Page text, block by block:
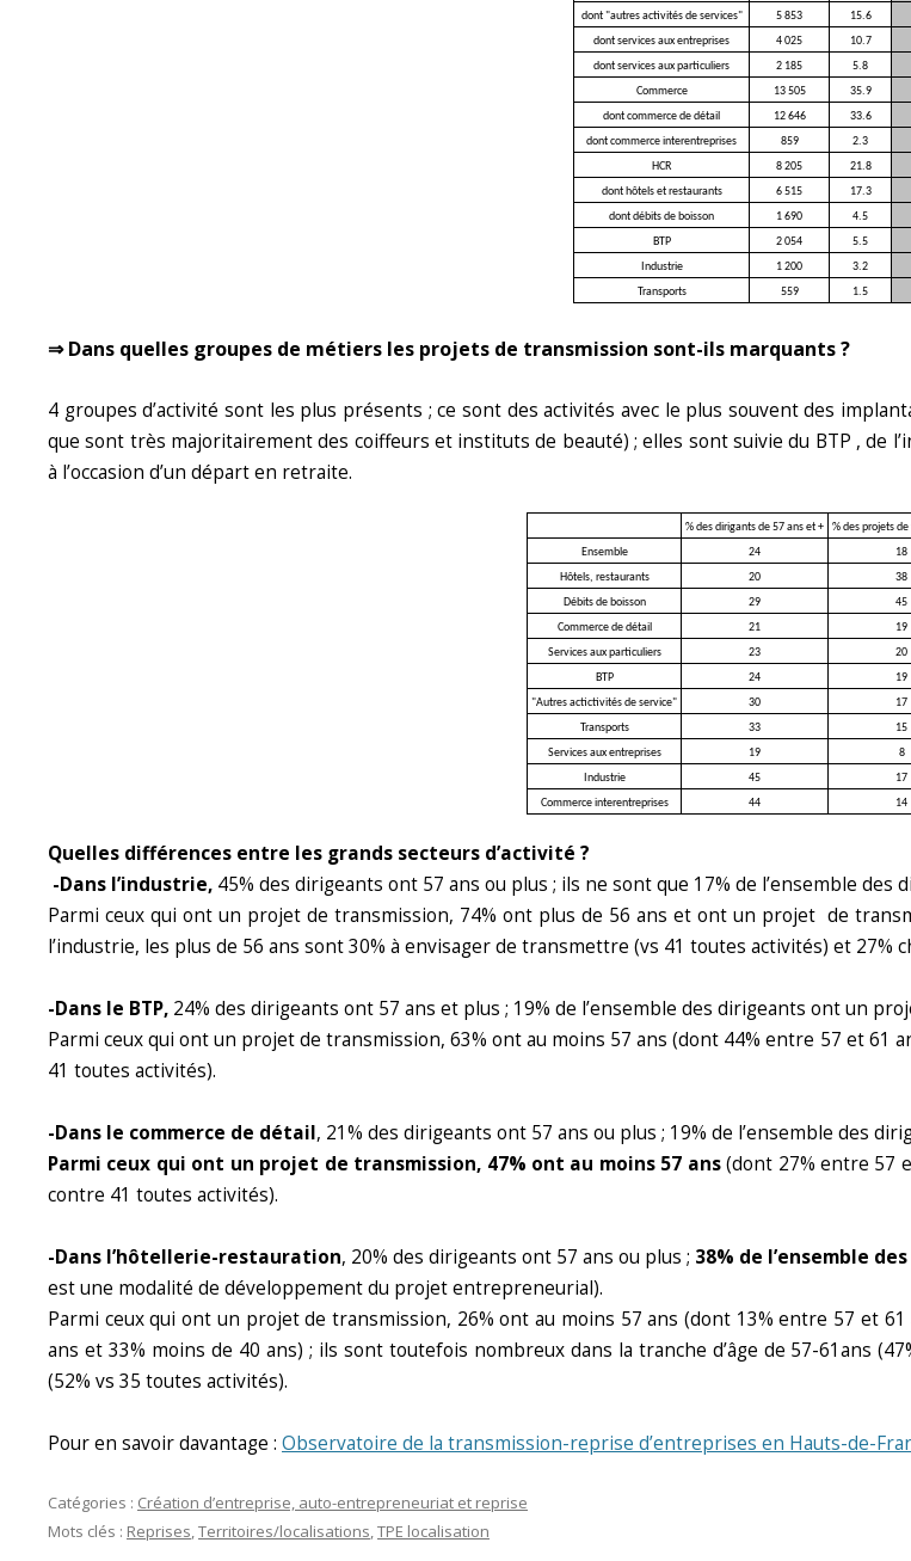
dont "autres activités de services"
5 853 15.6
dont services aux entreprises
4 025 10.7
dont services aux particuliers
2 185 5.8
Commerce
13 505 35.9
dont commerce de détail
12 646 33.6
dont commerce interentreprises
859 2.3
HCR
8 205 21.8
dont hôtels et restaurants
6 515 17.3
dont débits de boisson
1 690 4.5
BTP
2 054 5.5
Industrie
1 200 3.2
Transports
559 1.5
⇒ Dans quelles groupes de métiers les projets de transmission sont-ils marquants ?
4 groupes d’activité sont les plus présents ; ce sont des activités avec le plus souvent des
que sont très majoritairement des coiffeurs et instituts de beauté) ; elles sont suivie du BTP , de
à l’occasion d’un départ en retraite.
% des dirigants de 57 ans et + % des projets
Ensemble
24 18
Hôtels, restaurants
20 38
Débits de boisson
29 45
Commerce de détail
21 19
Services aux particuliers
23 20
BTP
24 19
"Autres actictivités de service"
30 17
Transports
33 15
Services aux entreprises
19 8
Industrie
45 17
Commerce interentreprises
44 14
Quelles différences entre les grands secteurs d’activité ?
-Dans l’industrie, 45% des dirigeants ont 57 ans ou plus ; ils ne sont que 17% de l’ensemble
Parmi ceux qui ont un projet de transmission, 74% ont plus de 56 ans et ont un projet de
l’industrie, les plus de 56 ans sont 30% à envisager de transmettre (vs 41 toutes activités) et 27%
-Dans le BTP, 24% des dirigeants ont 57 ans et plus ; 19% de l’ensemble des dirigeants ont un
Parmi ceux qui ont un projet de transmission, 63% ont au moins 57 ans (dont 44% entre 57 et 61
41 toutes activités).
-Dans le commerce de détail, 21% des dirigeants ont 57 ans ou plus ; 19% de l’ensemble des
Parmi ceux qui ont un projet de transmission, 47% ont au moins 57 ans(dont 27% entre 57
contre 41 toutes activités).
-Dans l’hôtellerie-restauration, 20% des dirigeants ont 57 ans ou plus ; 38% de l’ensemble
est une modalité de développement du projet entrepreneurial).
Parmi ceux qui ont un projet de transmission, 26% ont au moins 57 ans (dont 13% entre 57 et 61
ans et 33% moins de 40 ans) ; ils sont toutefois nombreux dans la tranche d’âge de 57-61ans
(52% vs 35 toutes activités).
Pour en savoir davantage : Observatoire de la transmission-reprise d’entreprises en Hauts-de-
Catégories : Création d’entreprise, auto-entrepreneuriat et reprise
Mots clés : Reprises,Territoires/localisations,TPE localisation